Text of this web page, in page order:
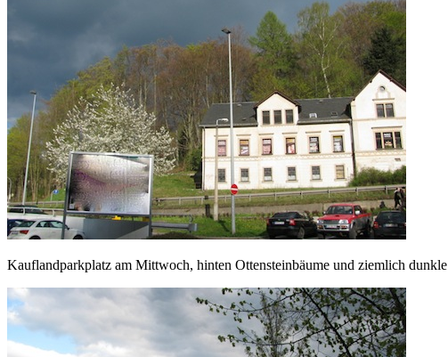
Kauflandparkplatz am Mittwoch, hinten Ottensteinbäume und ziem­lich